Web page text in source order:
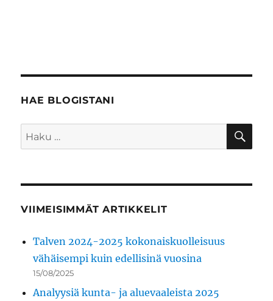
HAE BLOGISTANI
Etsi:
VIIMEISIMMÄT ARTIKKELIT
Talven 2024-2025 kokonaiskuolleisuus
vähäisempi kuin edellisinä vuosina
15/08/2025
Analyysiä kunta- ja aluevaaleista 2025